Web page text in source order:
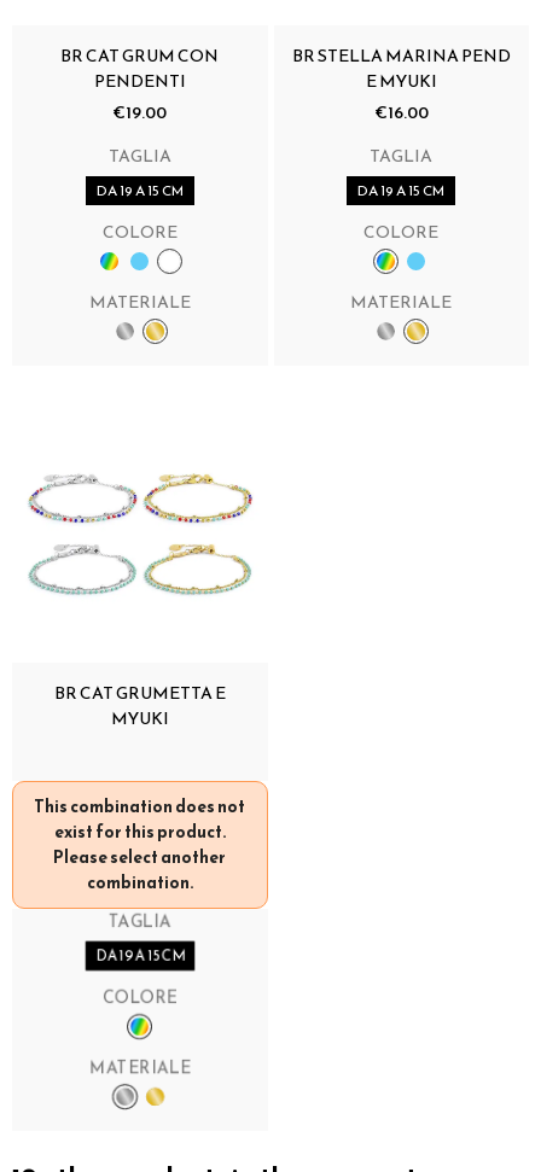
BR CAT GRUM CON
PENDENTI
€19.00
TAGLIA
DA 19 A 15 CM
COLORE
MATERIALE
BR STELLA MARINA PEND
E MYUKI
€16.00
TAGLIA
DA 19 A 15 CM
COLORE
MATERIALE
BR CAT GRUMETTA E
MYUKI
This combination does not
exist for this product.
Please select another
combination.
TAGLIA
DA 19 A 15 CM
COLORE
MATERIALE